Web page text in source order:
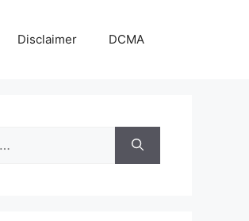
Disclaimer DCMA